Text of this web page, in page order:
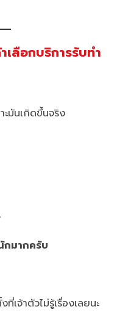
เลือกบริการรับทำ
มันเกิดขึ้นจริง
กมากครับ
เจ้าตัวไม่รู้เรื่องเลยนะ